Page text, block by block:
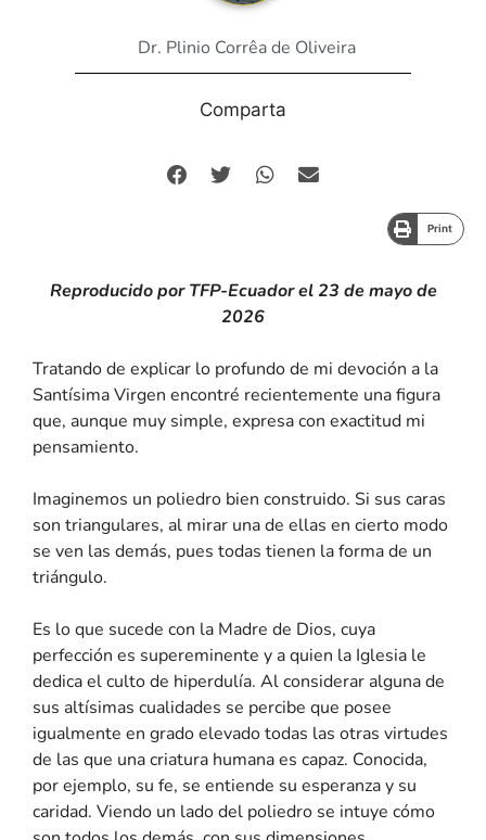
Dr. Plinio Corrêa de Oliveira
Comparta
Print
Reproducido por TFP-Ecuador el 23 de mayo de
2026
Tratando de explicar lo profundo de mi devoción a la
Santísima Virgen encontré recientemente una figura
que, aunque muy simple, expresa con exactitud mi
pensamiento.
Imaginemos un poliedro bien construido. Si sus caras
son triangulares, al mirar una de ellas en cierto modo
se ven las demás, pues todas tienen la forma de un
triángulo.
Es lo que sucede con la Madre de Dios, cuya
perfección es supereminente y a quien la Iglesia le
dedica el culto de hiperdulía. Al considerar alguna de
sus altísimas cualidades se percibe que posee
igualmente en grado elevado todas las otras virtudes
de las que una criatura humana es capaz. Conocida,
por ejemplo, su fe, se entiende su esperanza y su
caridad. Viendo un lado del poliedro se intuye cómo